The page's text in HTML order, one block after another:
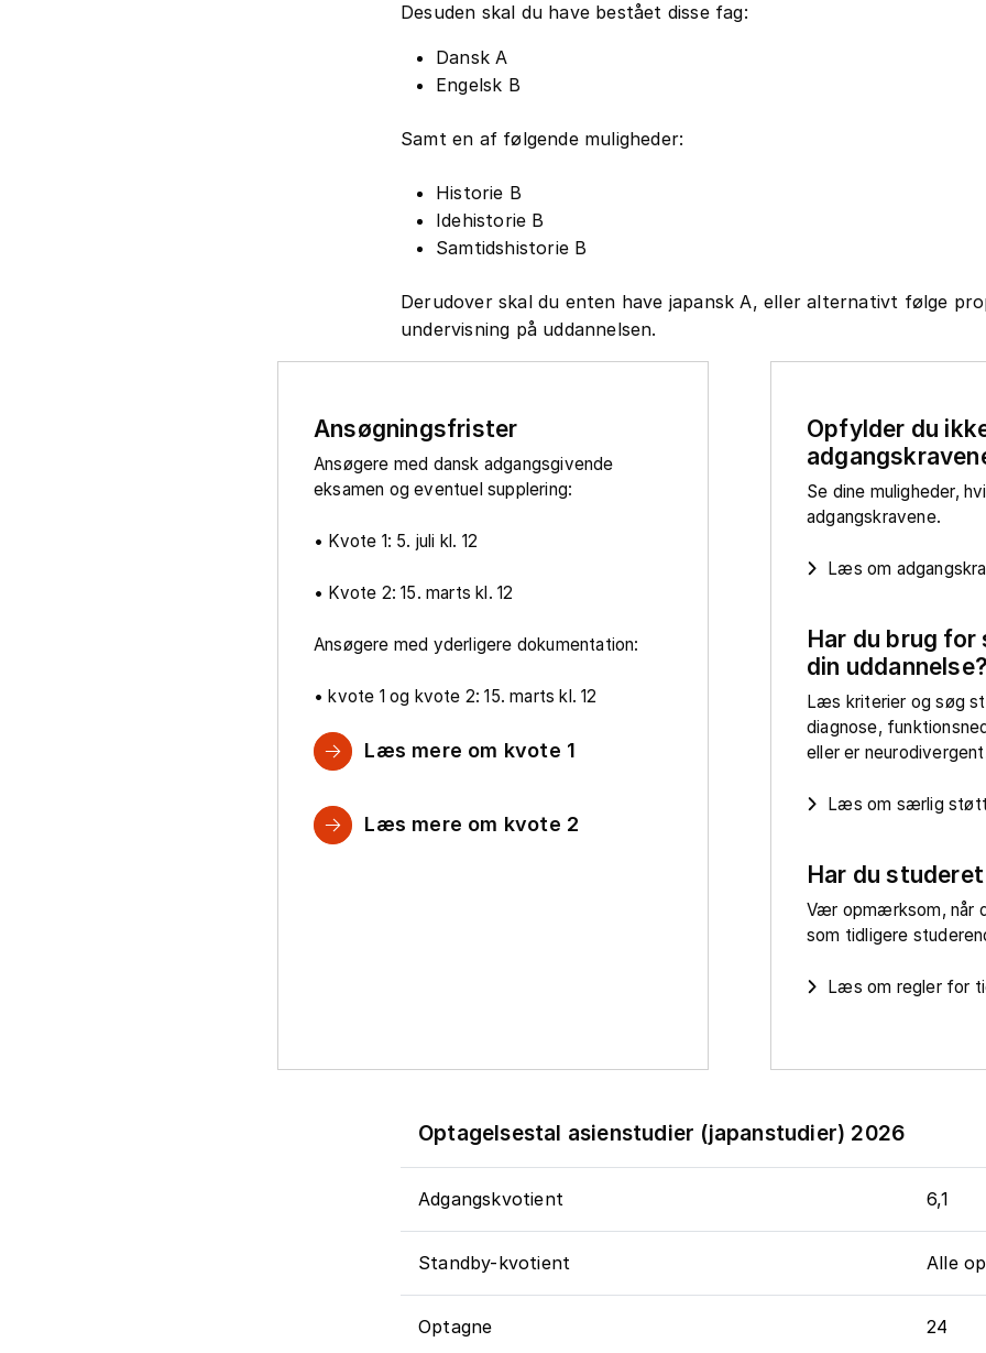
Desuden skal du have bestået disse fag:
Dansk A
Engelsk B
Samt en af følgende muligheder:
Historie B
Idehistorie B
Samtidshistorie B
Derudover skal du enten have japansk A, eller alternativt følge
undervisning på uddannelsen.
Ansøgningsfrister
Ansøgere med dansk adgangsgivende
eksamen og eventuel supplering:
• Kvote 1: 5. juli kl. 12
• Kvote 2: 15. marts kl. 12
Ansøgere med yderligere dokumentation:
• kvote 1 og kvote 2: 15. marts kl. 12
Læs mere om kvote 1
Læs mere om kvote 2
Opfylder du
Se dine muligheder,
adgangskravene.
Læs om
Har du brug
din uddannelse?
Læs kriterier og søg
diagnose,
eller er
Læs om særlig
Har du
Vær opmærksom, når
som tidligere
Læs om regler for
Optagelsestal asienstudier (japanstudier) 2026
Adgangskvotient 6,1
Standby-kvotient Alle
Optagne 24